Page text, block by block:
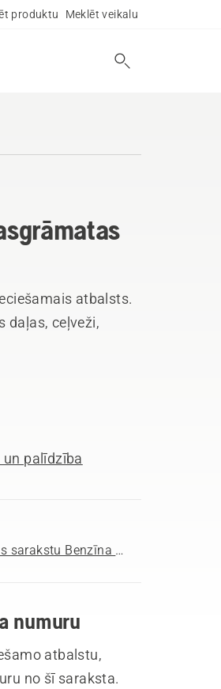
produktu Meklēt veikalu
atbalsts.
daļas, ceļveži,
palīdzība
Skatīt visu pārdošanas sarakstu Benzīna motorzāģi
numuru
atbalstu,
no šī saraksta.